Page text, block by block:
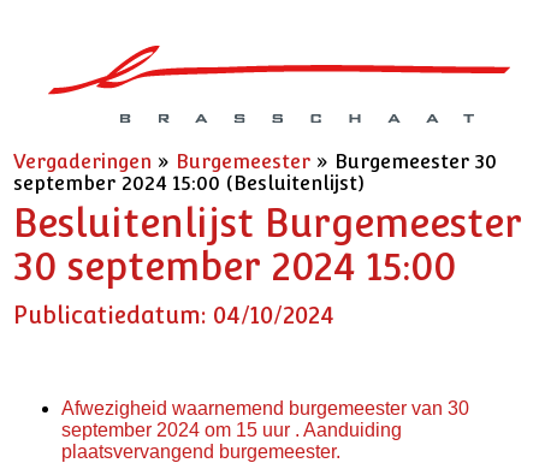
Vergaderingen » Burgemeester » Burgemeester 30
september 2024 15:00 (Besluitenlijst)
Besluitenlijst Burgemeester
30 september 2024 15:00
Publicatiedatum: 04/10/2024
Afwezigheid waarnemend burgemeester van 30
september 2024 om 15 uur . Aanduiding
plaatsvervangend burgemeester.